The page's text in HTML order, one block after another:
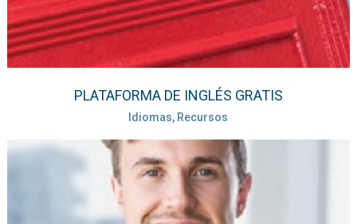
PLATAFORMA DE INGLÉS GRATIS
Idiomas, Recursos